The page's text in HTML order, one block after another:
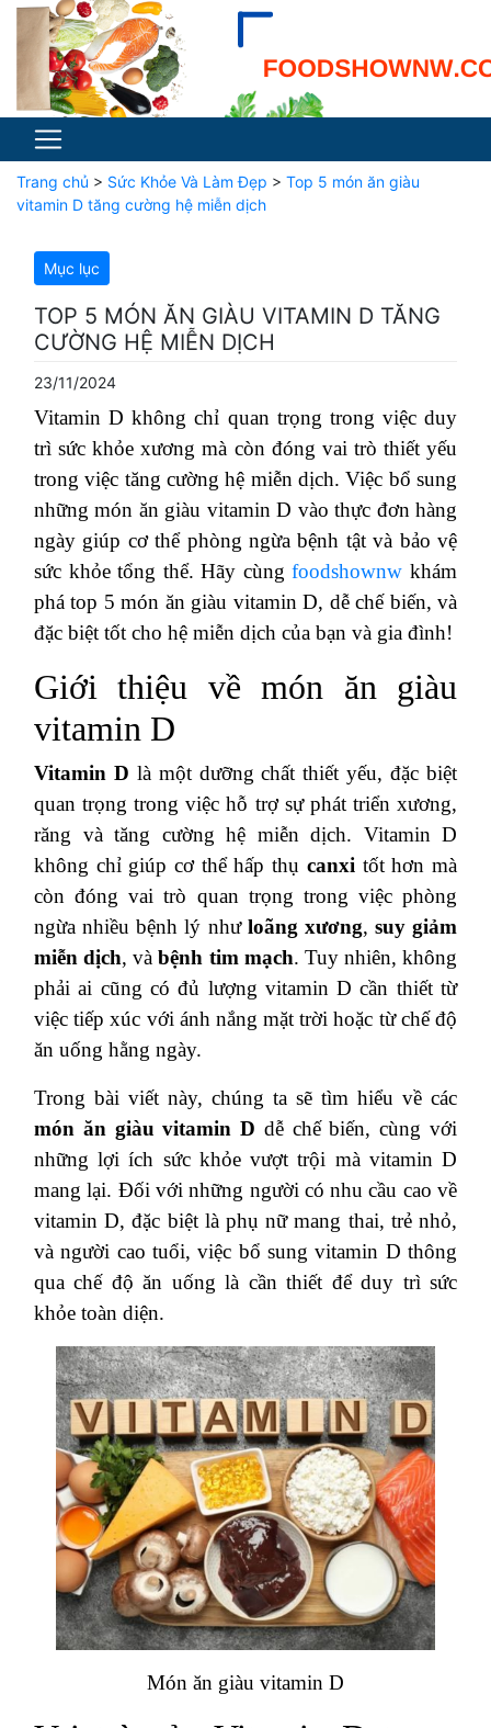
Trang chủ > Sức Khỏe Và Làm Đẹp > Top 5 món ăn giàu
vitamin D tăng cường hệ miễn dịch
Mục lục
TOP 5 MÓN ĂN GIÀU VITAMIN D TĂNG
CƯỜNG HỆ MIỄN DỊCH
23/11/2024
Vitamin D không chỉ quan trọng trong việc duy
trì sức khỏe xương mà còn đóng vai trò thiết yếu
trong việc tăng cường hệ miễn dịch. Việc bổ sung
những món ăn giàu vitamin D vào thực đơn hàng
ngày giúp cơ thể phòng ngừa bệnh tật và bảo vệ
sức khỏe tổng thể. Hãy cùngfoodshownw khám
phá top 5 món ăn giàu vitamin D, dễ chế biến, và
đặc biệt tốt cho hệ miễn dịch của bạn và gia đình!
Giới thiệu về món ăn giàu
vitamin D
Vitamin D là một dưỡng chất thiết yếu, đặc biệt
quan trọng trong việc hỗ trợ sự phát triển xương,
răng và tăng cường hệ miễn dịch. Vitamin D
không chỉ giúp cơ thể hấp thụ canxi tốt hơn mà
còn đóng vai trò quan trọng trong việc phòng
ngừa nhiều bệnh lý như loãng xương, suy giảm
miễn dịch, vàbệnh tim mạch. Tuy nhiên, không
phải ai cũng có đủ lượng vitamin D cần thiết từ
việc tiếp xúc với ánh nắng mặt trời hoặc từ chế độ
ăn uống hằng ngày.
Trong bài viết này, chúng ta sẽ tìm hiểu về các
món ăn giàu vitamin D dễ chế biến, cùng với
những lợi ích sức khỏe vượt trội mà vitamin D
mang lại. Đối với những người có nhu cầu cao về
vitamin D, đặc biệt là phụ nữ mang thai, trẻ nhỏ,
và người cao tuổi, việc bổ sung vitamin D thông
qua chế độ ăn uống là cần thiết để duy trì sức
khỏe toàn diện.
Món ăn giàu vitamin D